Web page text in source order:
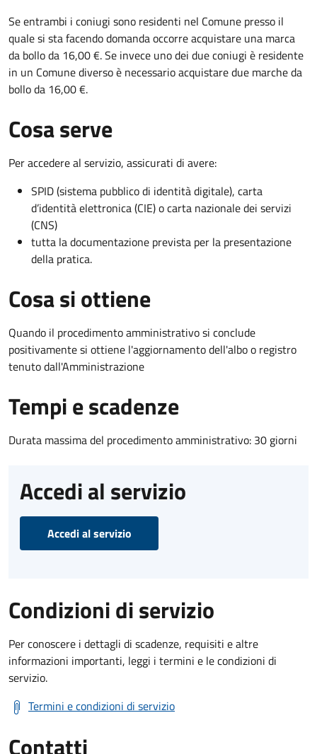
Se entrambi i coniugi sono residenti nel Comune presso il
quale si sta facendo domanda occorre acquistare una marca
da bollo da 16,00 €. Se invece uno dei due coniugi è residente
in un Comune diverso è necessario acquistare due marche da
bollo da 16,00 €.
Cosa serve
Per accedere al servizio, assicurati di avere:
SPID (sistema pubblico di identità digitale), carta
d’identità elettronica (CIE) o carta nazionale dei servizi
(CNS)
tutta la documentazione prevista per la presentazione
della pratica.
Cosa si ottiene
Quando il procedimento amministrativo si conclude
positivamente si ottiene l'aggiornamento dell'albo o registro
tenuto dall'Amministrazione
Tempi e scadenze
Durata massima del procedimento amministrativo: 30 giorni
Accedi al servizio
Accedi al servizio
Condizioni di servizio
Per conoscere i dettagli di scadenze, requisiti e altre
informazioni importanti, leggi i termini e le condizioni di
servizio.
Termini e condizioni di servizio
Contatti